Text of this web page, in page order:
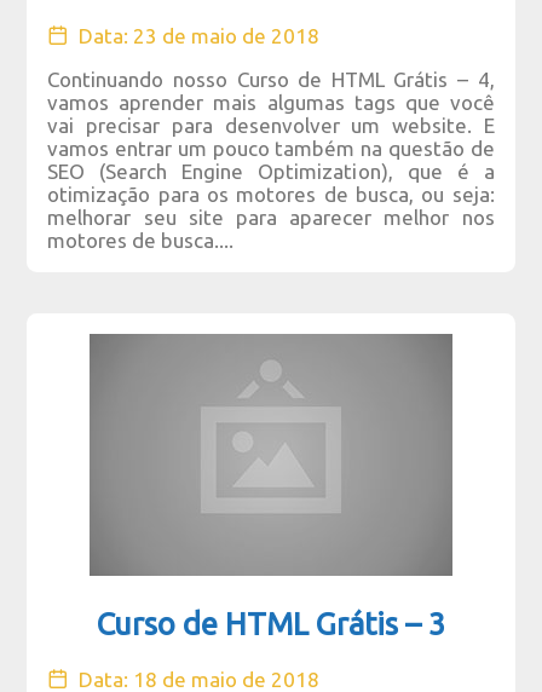
Data: 23 de maio de 2018
Continuando nosso Curso de HTML Grátis – 4,
vamos aprender mais algumas tags que você
vai precisar para desenvolver um website. E
vamos entrar um pouco também na questão de
SEO (Search Engine Optimization), que é a
otimização para os motores de busca, ou seja:
melhorar seu site para aparecer melhor nos
motores de busca....
Curso de HTML Grátis – 3
Data: 18 de maio de 2018